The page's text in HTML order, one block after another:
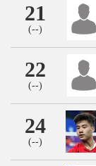
21
(--)
22
(--)
24
(--)